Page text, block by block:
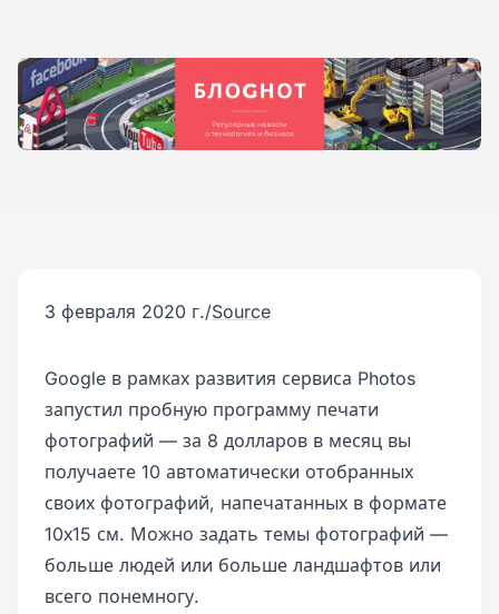
3 февраля 2020 г./Source
Google в рамках развития сервиса Photos
запустил пробную программу печати
фотографий — за 8 долларов в месяц вы
получаете 10 автоматически отобранных
своих фотографий, напечатанных в формате
10х15 см. Можно задать темы фотографий —
больше людей или больше ландшафтов или
всего понемногу.